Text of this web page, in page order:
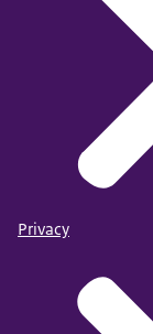
Privacy